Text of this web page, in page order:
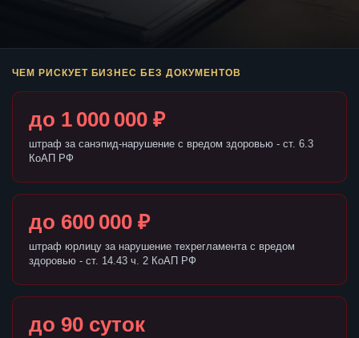
ЧЕМ РИСКУЕТ БИЗНЕС БЕЗ ДОКУМЕНТОВ
до 1 000 000 ₽
штраф за санэпид-нарушение с вредом здоровью - ст. 6.3
КоАП РФ
до 600 000 ₽
штраф юрлицу за нарушение техрегламента с вредом
здоровью - ст. 14.43 ч. 2 КоАП РФ
до 90 суток